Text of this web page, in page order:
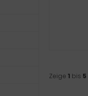
Zeige 1 bis 5